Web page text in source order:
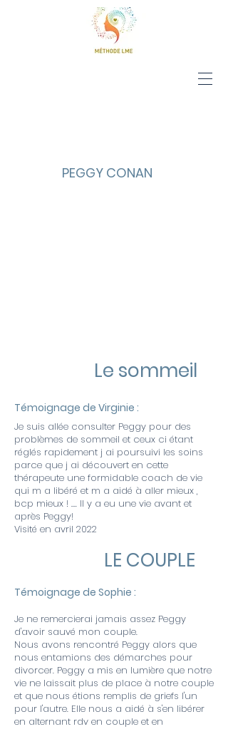
PEGGY CONAN
Le sommeil
Témoignage de Virginie :
Je suis allée consulter Peggy pour des
problèmes de sommeil et ceux ci étant
réglés rapidement j ai poursuivi les soins
parce que j ai découvert en cette
thérapeute une formidable coach de vie
qui m a libéré et m a aidé à aller mieux ,
bcp mieux ! .... Il y a eu une vie avant et
après Peggy!
Visité en avril 2022
LE COUPLE
Témoignage de Sophie :
Je ne remercierai jamais assez Peggy
d'avoir sauvé mon couple.
Nous avons rencontré Peggy alors que
nous entamions des démarches pour
divorcer. Peggy a mis en lumière que notre
vie ne laissait plus de place à notre couple
et que nous étions remplis de griefs l'un
pour l'autre. Elle nous a aidé à s'en libérer
en alternant rdv en couple et en